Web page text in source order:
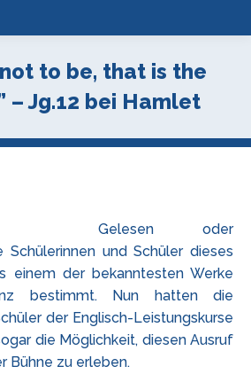
to be, that is the
– Jg.12 bei Hamlet
Gelesen oder
und Schüler dieses
einem der bekanntesten Werke
bestimmt. Nun hatten die
der Englisch-Leistungskurse
die Möglichkeit, diesen Ausruf
Bühne zu erleben.